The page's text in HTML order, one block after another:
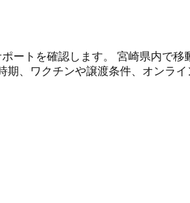
ートを確認します。 宮崎県内で移
、ワクチンや譲渡条件、オンラ